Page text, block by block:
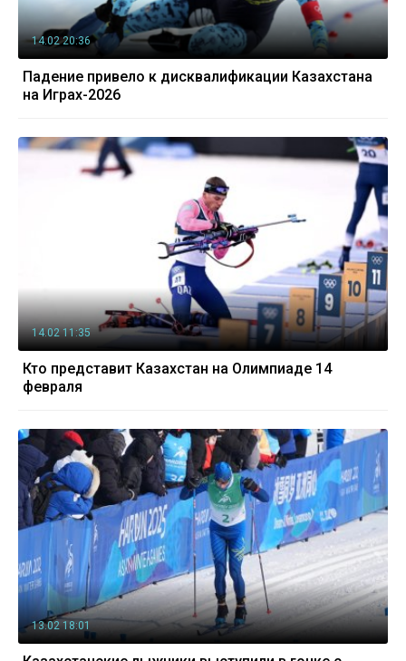
14.02 20:36
Падение привело к дисквалификации Казахстана
на Играх-2026
14.02 11:35
Кто представит Казахстан на Олимпиаде 14
февраля
13.02 18:01